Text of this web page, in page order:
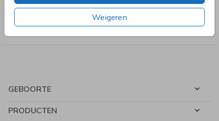
Weigeren
Uitnodigingen kinderfeestje, doopfeest, babyshower,
communie, geslaagd, high tea, housewarming, jubileum,
GEBOORTE
PRODUCTEN